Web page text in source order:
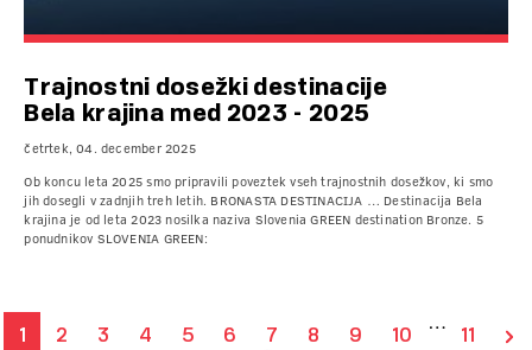
Trajnostni dosežki destinacije
Bela krajina med 2023 - 2025
četrtek, 04. december 2025
Ob koncu leta 2025 smo pripravili poveztek vseh trajnostnih dosežkov, ki smo
jih dosegli v zadnjih treh letih. BRONASTA DESTINACIJA … Destinacija Bela
krajina je od leta 2023 nosilka naziva Slovenia GREEN destination Bronze. 5
ponudnikov SLOVENIA GREEN:
1 2 3 4 5 6 7 8 9 10
…
11